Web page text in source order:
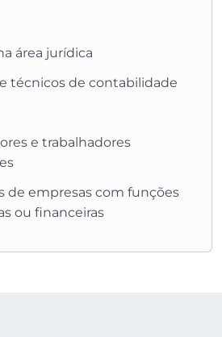
área jurídica
técnicos de contabilidade
e trabalhadores
de empresas com funções
ou financeiras